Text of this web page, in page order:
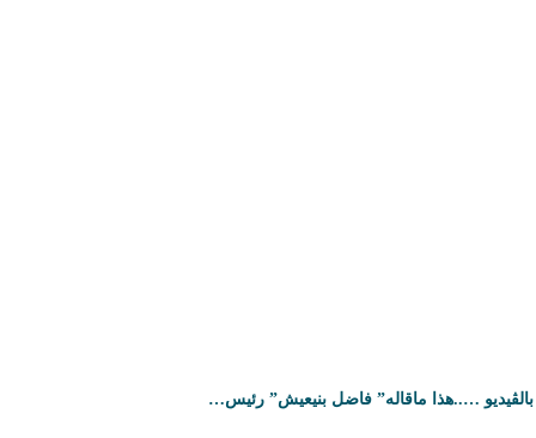
بالڤيديو …..هذا ماقاله” فاضل بنيعيش” رئيس…